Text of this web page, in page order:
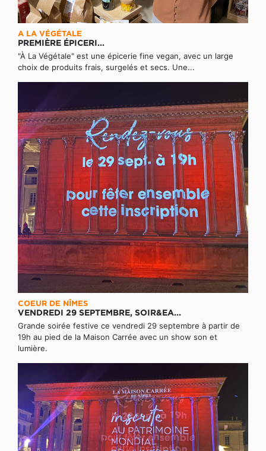
A LA VÉGÉTALE
PREMIÈRE ÉPICERI...
"À La Végétale" est une épicerie fine vegan, avec un large
choix de produits frais, surgelés et secs. Une...
COEUR DE NÎMES
VENDREDI 29 SEPTEMBRE, SOIR&EA...
Grande soirée festive ce vendredi 29 septembre à partir de
19h au pied de la Maison Carrée avec un show son et
lumière.